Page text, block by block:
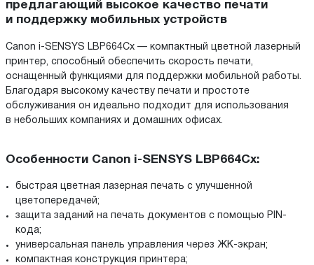
предлагающий высокое качество печати
и поддержку мобильных устройств
Canon i-SENSYS LBP664Cx — компактный цветной лазерный
принтер, способный обеспечить скорость печати,
оснащенный функциями для поддержки мобильной работы.
Благодаря высокому качеству печати и простоте
обслуживания он идеально подходит для использования
в небольших компаниях и домашних офисах.
Особенности Canon i-SENSYS LBP664Cx:
быстрая цветная лазерная печать с улучшенной
цветопередачей;
защита заданий на печать документов с помощью PIN-
кода;
универсальная панель управления через ЖК-экран;
компактная конструкция принтера;